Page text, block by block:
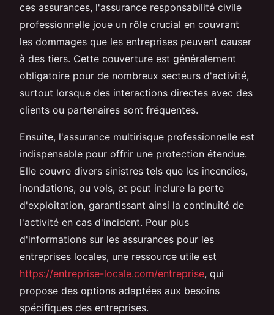
ces assurances, l'assurance responsabilité civile
professionnelle joue un rôle crucial en couvrant
les dommages que les entreprises peuvent causer
à des tiers. Cette couverture est généralement
obligatoire pour de nombreux secteurs d'activité,
surtout lorsque des interactions directes avec des
clients ou partenaires sont fréquentes.
Ensuite, l'assurance multirisque professionnelle est
indispensable pour offrir une protection étendue.
Elle couvre divers sinistres tels que les incendies,
inondations, ou vols, et peut inclure la perte
d'exploitation, garantissant ainsi la continuité de
l'activité en cas d'incident. Pour plus
d'informations sur les assurances pour les
entreprises locales, une ressource utile est
https://entreprise-locale.com/entreprise, qui
propose des options adaptées aux besoins
spécifiques des entreprises.